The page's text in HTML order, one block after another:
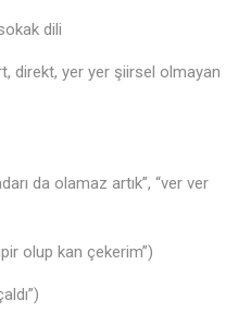
dili
direkt, yer yer şiirsel olmayan
da olamaz artık”, “ver ver
olup kan çekerim”)